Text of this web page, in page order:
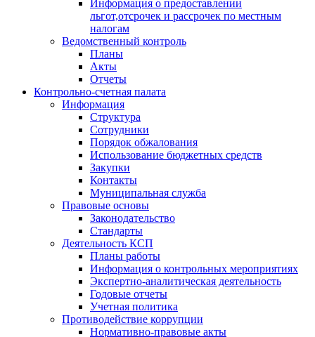
Информация о предоставлении
льгот,отсрочек и рассрочек по местным
налогам
Ведомственный контроль
Планы
Акты
Отчеты
Контрольно-счетная палата
Информация
Структура
Сотрудники
Порядок обжалования
Использование бюджетных средств
Закупки
Контакты
Муниципальная служба
Правовые основы
Законодательство
Стандарты
Деятельность КСП
Планы работы
Информация о контрольных мероприятиях
Экспертно-аналитическая деятельность
Годовые отчеты
Учетная политика
Противодействие коррупции
Нормативно-правовые акты